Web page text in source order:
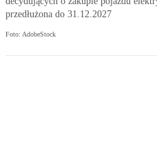
przedłużona do 31.12.2027
Foto: AdobeStock